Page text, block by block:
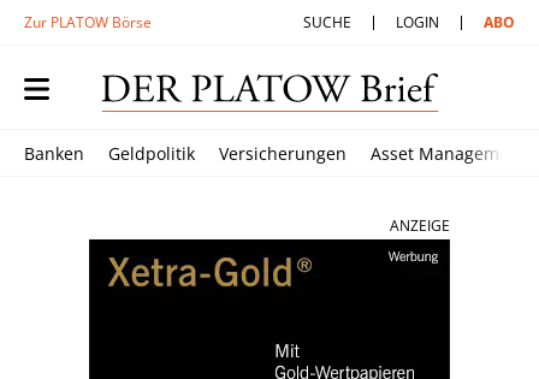
Zur PLATOW Börse SUCHE LOGIN ABO
Banken Geldpolitik Versicherungen Asset Management
ANZEIGE